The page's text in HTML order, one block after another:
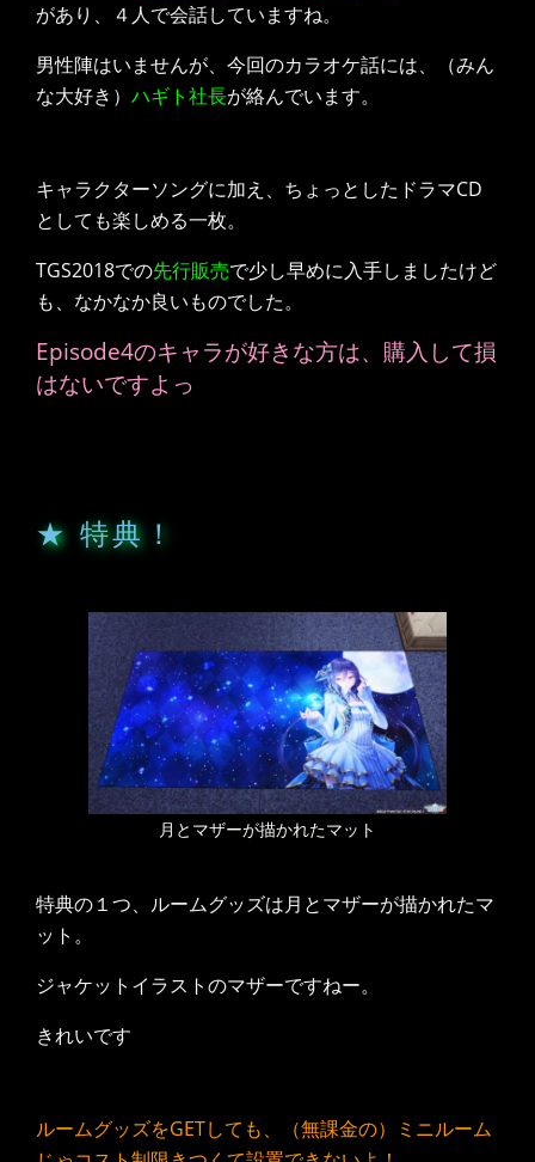
があり、４人で会話していますね。
男性陣はいませんが、今回のカラオケ話には、（みん
な大好き） ハギト社長が絡んでいます。
キャラクターソングに加え、ちょっとしたドラマCD
としても楽しめる一枚。
TGS2018での先行販売で少し早めに入手しましたけど
も、なかなか良いものでした。
Episode4のキャラが好きな方は、購入して損
はないですよっ
★ 特典！
月とマザーが描かれたマット
特典の１つ、ルームグッズは月とマザーが描かれたマ
ット。
ジャケットイラストのマザーですねー。
きれいです
ルームグッズをGETしても、（無課金の）ミニルーム